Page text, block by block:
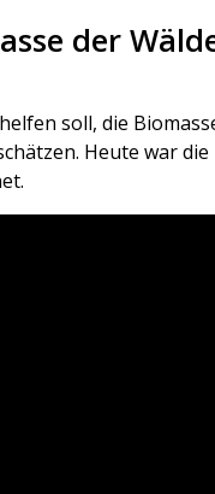
der
soll, die
Heute war die